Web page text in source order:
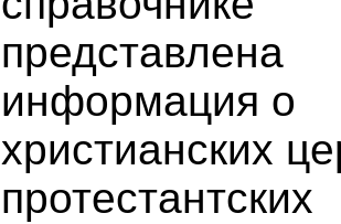
представлена
информация о
христианских
протестантских